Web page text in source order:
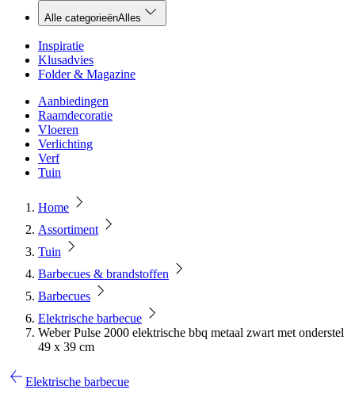
Alle categorieënAlles
Inspiratie
Klusadvies
Folder & Magazine
Aanbiedingen
Raamdecoratie
Vloeren
Verlichting
Verf
Tuin
Home
Assortiment
Tuin
Barbecues & brandstoffen
Barbecues
Elektrische barbecue
Weber Pulse 2000 elektrische bbq metaal zwart met onderstel
49 x 39 cm
Elektrische barbecue